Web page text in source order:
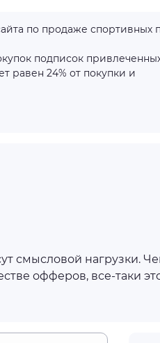
по продаже спортивных
подписок
равен 24% от покупки и
смысловой нагрузки.
офферов, все-таки